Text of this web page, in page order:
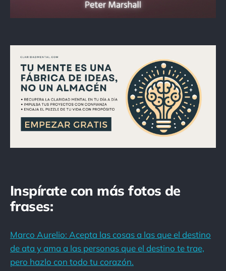
Inspírate con más fotos de
frases:
Marco Aurelio: Acepta las cosas a las que el destino
de ata y ama a las personas que el destino te trae,
pero hazlo con todo tu corazón.